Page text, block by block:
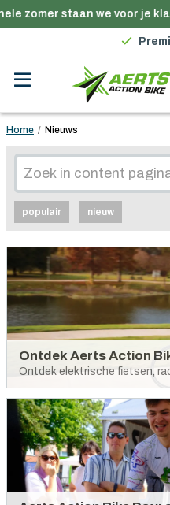
zomer staan we voor je
Gratis
Gratis
Home / Nieuws
populair nieuw